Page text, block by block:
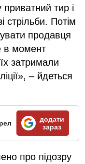
тир і
стрільби. Потім
продавця
в момент
затримали
– йдеться
додати
зараз
про підозру